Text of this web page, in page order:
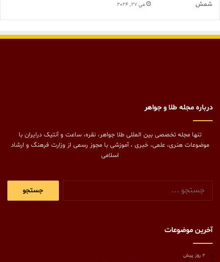
می 27, 2024
درباره مجله طلا و جواهر
تنها مجله تخصصی بین المللی طلا جواهر، نقره، ساعت و آنتیک درایران با
موضوعات هنری، علمی، خبری ، آموزشی با مجوز رسمی از وزارت فرهنگ و ارشاد
اسلامی
آخرین موضوعات
2 روز پیش